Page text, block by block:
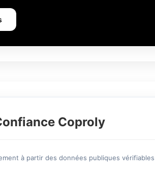
Coproly
à partir des données publiques